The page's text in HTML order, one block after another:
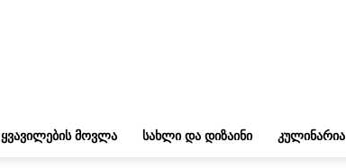
ᲧᲕᲐᲕᲘᲚᲔᲑᲘᲡ ᲛᲝᲕᲚᲐ ᲡᲐᲮᲚᲘ ᲓᲐ ᲓᲘᲖᲐᲘᲜᲘ ᲙᲣᲚᲘᲜᲐᲠᲘᲐ